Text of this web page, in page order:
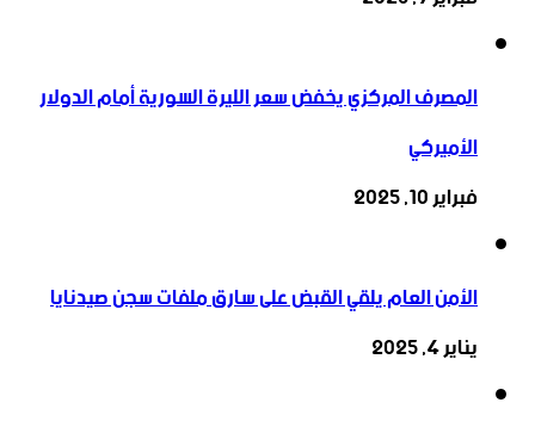
المصرف المركزي يخفض سعر الليرة السورية أمام الدولار
الأميركي
فبراير 10, 2025
الأمن العام يلقي القبض على سارق ملفات سجن صيدنايا
يناير 4, 2025